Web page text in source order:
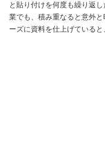
と貼り付けを何度も繰り返
業でも、積み重なると意外
ーズに資料を仕上げている